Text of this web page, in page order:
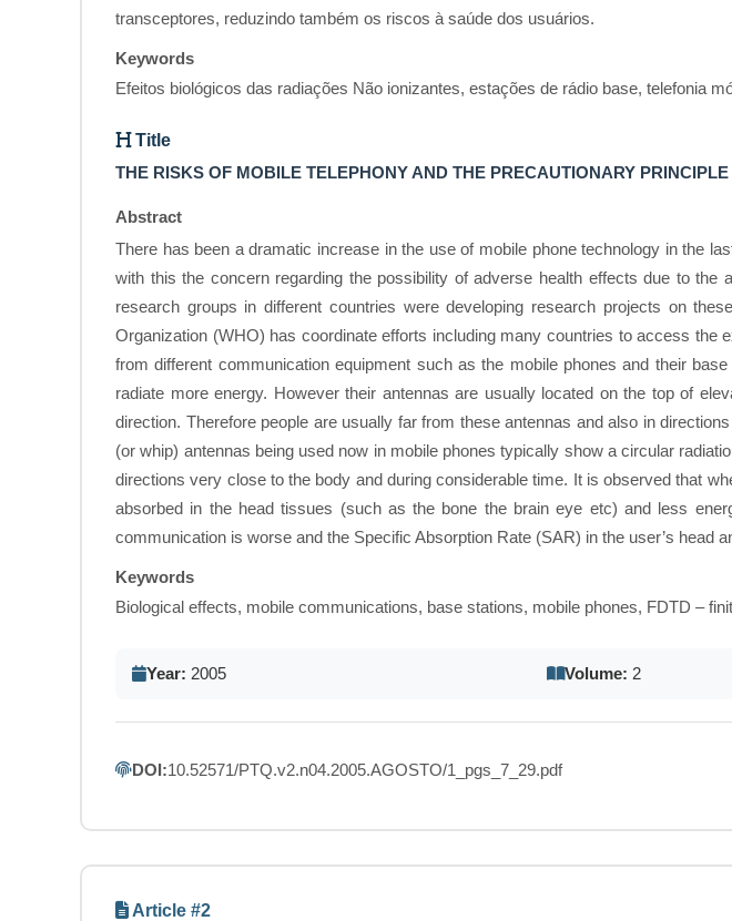
transceptores, reduzindo também os riscos à saúde dos usuários.
Keywords
Efeitos biológicos das radiações Não ionizantes, estações de rádio base, telefonia
Title
THE RISKS OF MOBILE TELEPHONY AND THE PRECAUTIONARY PRINCIPLE
Abstract
There has been a dramatic increase in the use of mobile phone technology in the
with this the concern regarding the possibility of adverse health effects due to
research groups in different countries were developing research projects on
Organization (WHO) has coordinate efforts including many countries to access the
from different communication equipment such as the mobile phones and their
radiate more energy. However their antennas are usually located on the top of
direction. Therefore people are usually far from these antennas and also in
(or whip) antennas being used now in mobile phones typically show a circular
directions very close to the body and during considerable time. It is observed that
absorbed in the head tissues (such as the bone the brain eye etc) and less
communication is worse and the Specific Absorption Rate (SAR) in the user’s head
Keywords
Biological effects, mobile communications, base stations, mobile phones, FDTD –
Year: 2005 Volume: 2
DOI:10.52571/PTQ.v2.n04.2005.AGOSTO/1_pgs_7_29.pdf
Article #2